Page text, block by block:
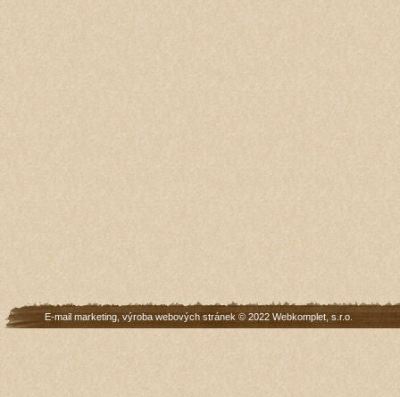
E-mail marketing výroba webových stránek © 2022 Webkomplet, s.r.o.